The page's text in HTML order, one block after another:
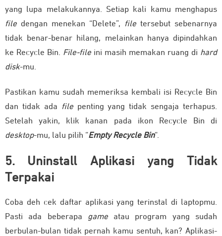
yang lupa melakukannya. Setiap kali kamu menghapus
file dengan menekan “Delete”, file tersebut sebenarnya
tidak benar-benar hilang, melainkan hanya dipindahkan
ke Recycle Bin. File-file ini masih memakan ruang di hard
disk-mu.
Pastikan kamu sudah memeriksa kembali isi Recycle Bin
dan tidak ada filepenting yang tidak sengaja terhapus.
Setelah yakin, klik kanan pada ikon Recycle Bin di
desktop-mu, lalu pilih “Empty Recycle Bin“.
5. Uninstall Aplikasi yang Tidak
Terpakai
Coba deh cek daftar aplikasi yang terinstal di laptopmu.
Pasti ada beberapa gameatau program yang sudah
berbulan-bulan tidak pernah kamu sentuh, kan? Aplikasi-